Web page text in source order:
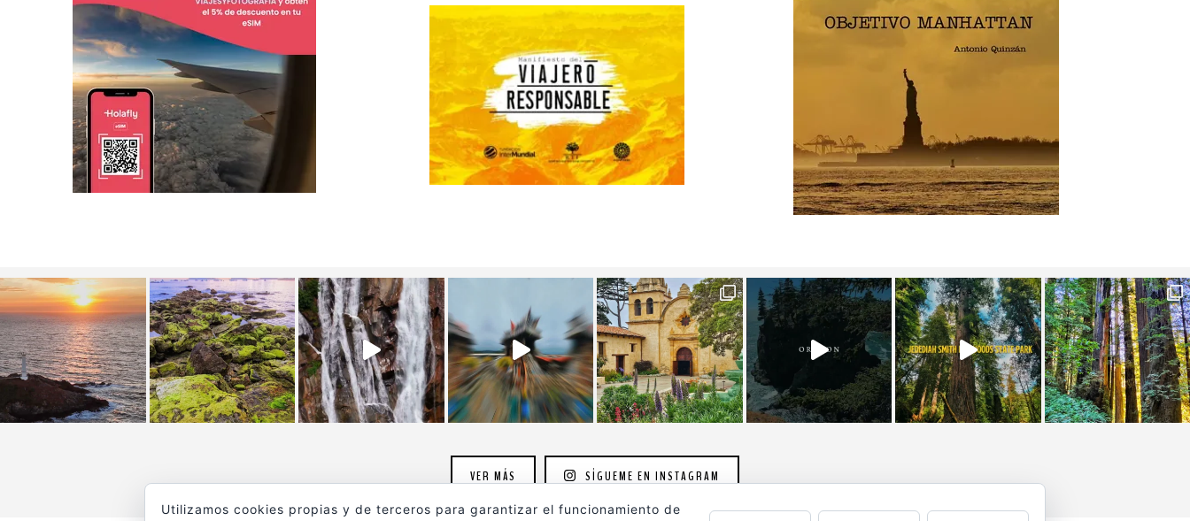
VER MÁS SÍGUEME EN INSTAGRAM
Utilizamos cookies propias y de terceros para garantizar el funcionamiento de